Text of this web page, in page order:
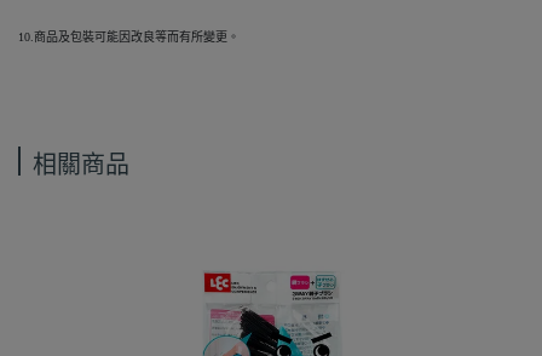
10.商品及包裝可能因改良等而有所變更。
相關商品